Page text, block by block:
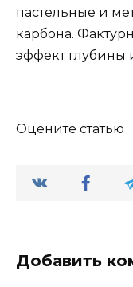
пастельные и
карбона.
эффект глубины
Оцените статью
Добавить